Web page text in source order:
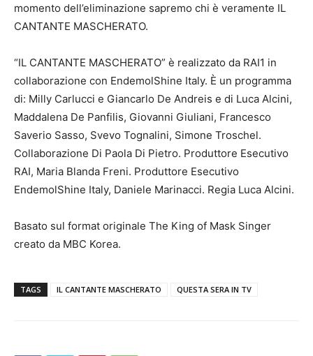
momento dell’eliminazione sapremo chi è veramente IL
CANTANTE MASCHERATO.
“IL CANTANTE MASCHERATO” è realizzato da RAI1 in
collaborazione con EndemolShine Italy. È un programma
di: Milly Carlucci e Giancarlo De Andreis e di Luca Alcini,
Maddalena De Panfilis, Giovanni Giuliani, Francesco
Saverio Sasso, Svevo Tognalini, Simone Troschel.
Collaborazione Di Paola Di Pietro. Produttore Esecutivo
RAI, Maria Blanda Freni. Produttore Esecutivo
EndemolShine Italy, Daniele Marinacci. Regia Luca Alcini.
Basato sul format originale The King of Mask Singer
creato da MBC Korea.
TAGS IL CANTANTE MASCHERATO QUESTA SERA IN TV